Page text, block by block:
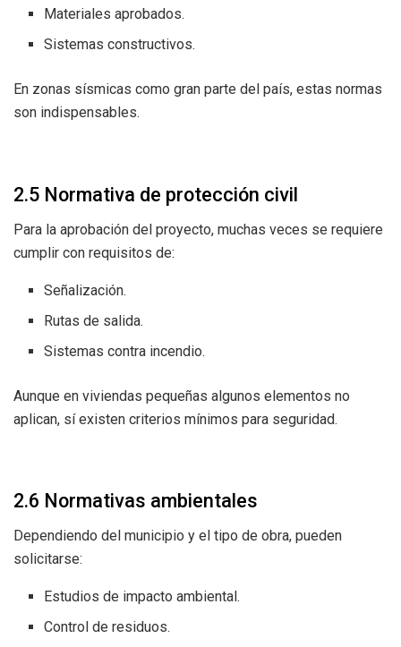
Materiales aprobados.
Sistemas constructivos.
En zonas sísmicas como gran parte del país, estas normas
son indispensables.
2.5 Normativa de protección civil
Para la aprobación del proyecto, muchas veces se requiere
cumplir con requisitos de:
Señalización.
Rutas de salida.
Sistemas contra incendio.
Aunque en viviendas pequeñas algunos elementos no
aplican, sí existen criterios mínimos para seguridad.
2.6 Normativas ambientales
Dependiendo del municipio y el tipo de obra, pueden
solicitarse:
Estudios de impacto ambiental.
Control de residuos.